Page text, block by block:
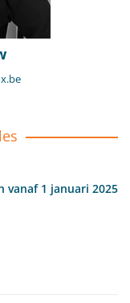
1 januari 2025